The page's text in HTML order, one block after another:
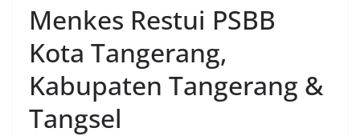
Menkes Restui PSBB
Kota Tangerang,
Kabupaten Tangerang &
Tangsel